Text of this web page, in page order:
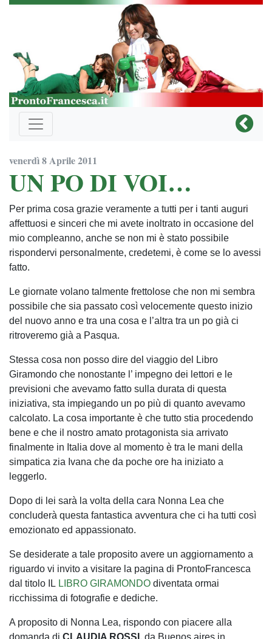
venerdì 8 Aprile 2011
UN PO DI VOI…
Per prima cosa grazie veramente a tutti per i tanti auguri
affettuosi e sinceri che mi avete inoltrato in occasione del
mio compleanno, anche se non mi è stato possibile
rispondervi personalmente, credetemi, è come se lo avessi
fatto.
Le giornate volano talmente frettolose che non mi sembra
possibile che sia passato così velocemente questo inizio
del nuovo anno e tra una cosa e l’altra tra un po già ci
ritroveremo già a Pasqua.
Stessa cosa non posso dire del viaggio del Libro
Giramondo che nonostante l’ impegno dei lettori e le
previsioni che avevamo fatto sulla durata di questa
iniziativa, sta impiegando un po più di quanto avevamo
calcolato. La cosa importante è che tutto stia procedendo
bene e che il nostro amato protagonista sia arrivato
finalmente in Italia dove al momento è tra le mani della
simpatica zia Ivana che da poche ore ha iniziato a
leggerlo.
Dopo di lei sarà la volta della cara Nonna Lea che
concluderà questa fantastica avventura che ci ha tutti così
emozionato ed appassionato.
Se desiderate a tale proposito avere un aggiornamento a
riguardo vi invito a visitare la pagina di ProntoFrancesca
dal titolo IL LIBRO GIRAMONDO diventata ormai
ricchissima di fotografie e dediche.
A proposito di Nonna Lea, rispondo con piacere alla
domanda di CLAUDIA ROSSI, da Buenos aires in